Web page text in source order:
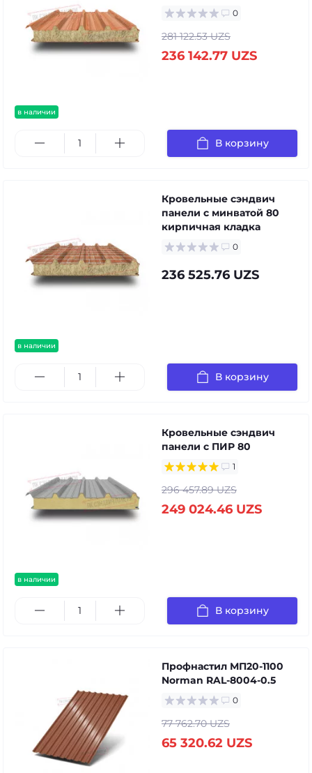
в наличии
0
281 122.53 UZS
236 142.77 UZS
В корзину
в наличии
Кровельные сэндвич
панели с минватой 80
кирпичная кладка
0
236 525.76 UZS
В корзину
в наличии
Кровельные сэндвич
панели с ПИР 80
1
296 457.89 UZS
249 024.46 UZS
В корзину
Профнастил МП20-1100
Norman RAL-8004-0.5
0
77 762.70 UZS
65 320.62 UZS